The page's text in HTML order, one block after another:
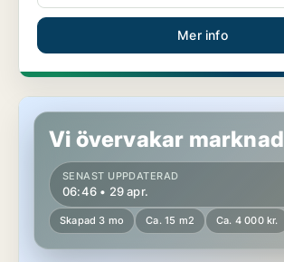
Mer info
Rum i Falun
Vi övervakar
SENAST UPPDATERAD
06:46 • 29 apr.
Skapad 3 mo Ca. 15 m2 Ca. 4 000 kr.